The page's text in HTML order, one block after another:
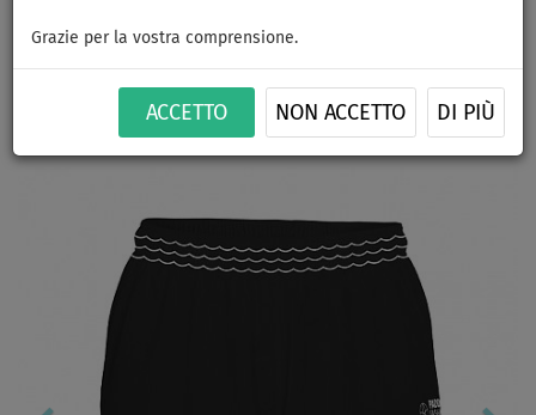
Grazie per la vostra comprensione.
ACCETTO NON ACCETTO DI PIÙ
taglio comodo - taglia: XS
Previous Next